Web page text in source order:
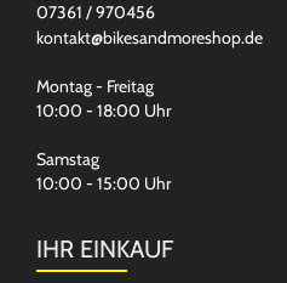
07361 / 970456
kontakt@bikesandmoreshop.de
Montag - Freitag
10:00 - 18:00 Uhr
Samstag
10:00 - 15:00 Uhr
IHR EINKAUF